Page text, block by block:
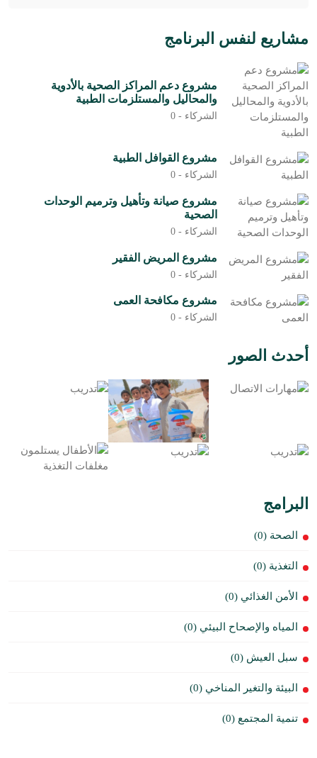
مشاريع لنفس البرنامج
مشروع دعم المراكز الصحية بالأدوية
والمحاليل والمستلزمات الطبية
الشركاء - 0
مشروع القوافل الطبية
الشركاء - 0
مشروع صيانة وتأهيل وترميم الوحدات
الصحية
الشركاء - 0
مشروع المريض الفقير
الشركاء - 0
مشروع مكافحة العمى
الشركاء - 0
أحدث الصور
البرامج
الصحة (0)
التغذية (0)
الأمن الغذائي (0)
المياه والإصحاح البيئي (0)
سبل العيش (0)
البيئة والتغير المناخي (0)
تنمية المجتمع (0)